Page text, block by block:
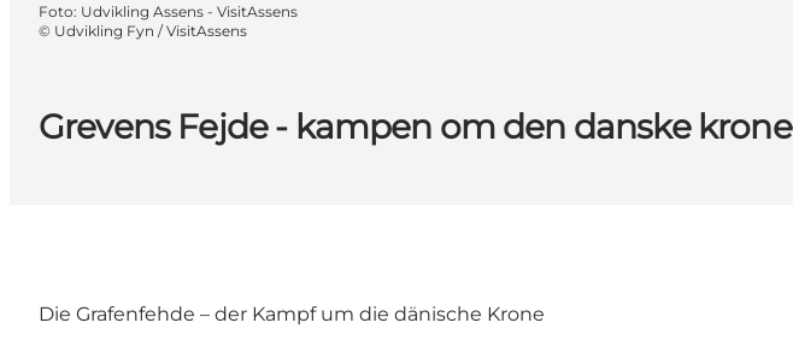
Grevens Fejde - kampen om den danske krone
Foto: Udvikling Assens - VisitAssens
© Udvikling Fyn / VisitAssens
Die Grafenfehde – der Kampf um die dänische Krone